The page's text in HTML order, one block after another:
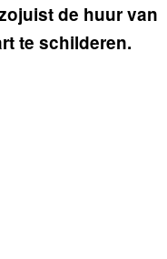
de huur van
te schilderen.